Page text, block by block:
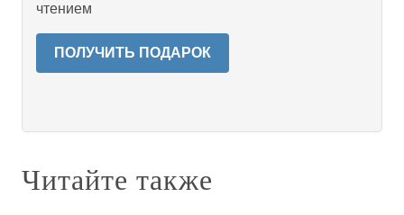
чтением
ПОЛУЧИТЬ ПОДАРОК
Читайте также